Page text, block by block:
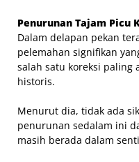
Penurunan Tajam Picu
Dalam delapan pekan
pelemahan signifikan
salah satu koreksi
historis.
Menurut dia, tidak ada
penurunan sedalam ini
masih berada dalam